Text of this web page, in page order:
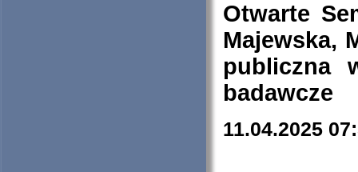
Otwarte
Majewska,
publiczna
badawcze
11.04.2025